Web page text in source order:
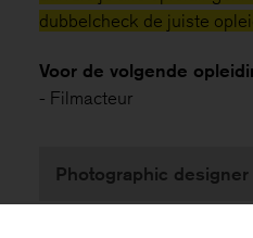
dubbelcheck de juiste
Voor de volgende
- Filmacteur
Photographic designer